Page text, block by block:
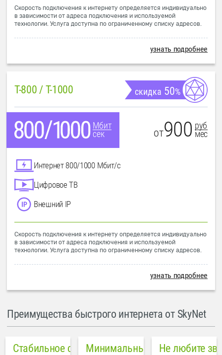
Скорость подключения к интернету определяется индивидуально
в зависимости от адреса подключения и используемой
технологии. Услуга доступна по ограниченному списку адресов.
узнать подробнее
T-800 / T-1000 скидка 50%
Мбит
сек
от900 руб
мес
Интернет 800/1000 Мбит/с
Цифровое ТВ
Внешний IP
Скорость подключения к интернету определяется индивидуально
в зависимости от адреса подключения и используемой
технологии. Услуга доступна по ограниченному списку адресов.
узнать подробнее
Преимущества быстрого интернета от SkyNet
Стабильное соединениеМинимальный пинг в городе
Не любите